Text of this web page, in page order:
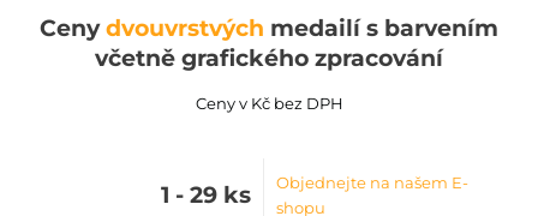
Cenydvouvrstvých medailí s barvením
včetně grafického zpracování
Ceny v Kč bez DPH
1 - 29 ks
Objednejte na našem E-
shopu